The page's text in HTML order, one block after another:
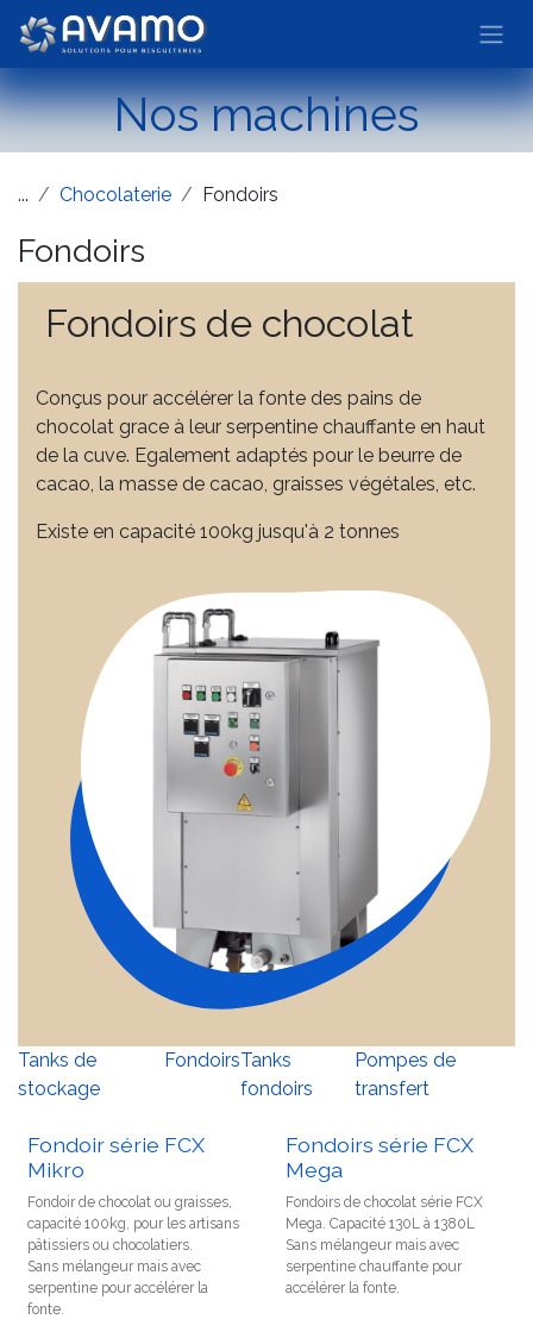
Se rendre au contenu
Nos machines
... Chocolaterie Fondoirs
Fondoirs
Fondoirs de chocolat
Conçus pour accélérer la fonte des pains de
chocolat grace à leur serpentine chauffante en haut
de la cuve. Egalement adaptés pour le beurre de
cacao, la masse de cacao, graisses végétales, etc.
Existe en capacité 100kg jusqu'à 2 tonnes
Tanks de
stockage
FondoirsTanks
fondoirs
Pompes de
transfert
Fondoir série FCX
Mikro
Fondoir de chocolat ou graisses,
capacité 100kg, pour les artisans
pâtissiers ou chocolatiers.
Sans mélangeur mais avec
serpentine pour accélérer la
fonte.
Fondoirs série FCX
Mega
Fondoirs de chocolat série FCX
Mega. Capacité 130L à 1380L
Sans mélangeur mais avec
serpentine chauffante pour
accélérer la fonte.